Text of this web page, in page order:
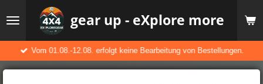
Hauptinhalt
gear up - eXplore more
Vom 01.08.-12.08. erfolgt keine Bearbeitung von Bestellungen.